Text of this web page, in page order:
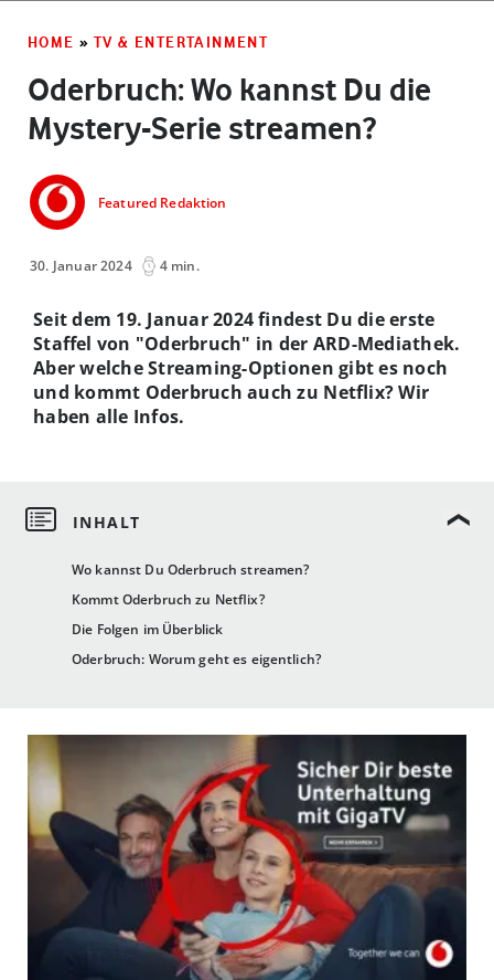
HOME » TV & ENTERTAINMENT
Oderbruch: Wo kannst Du die
Mystery-Serie streamen?
Featured Redaktion
30. Januar 2024 4 min.
Wo kannst Du Oderbruch streamen?
Kommt Oderbruch zu Netflix?
Die Folgen im Überblick
Oderbruch: Worum geht es eigentlich?
Seit dem 19. Januar 2024 findest Du die erste
Staffel von "Oderbruch" in der ARD-Mediathek.
Aber welche Streaming-Optionen gibt es noch
und kommt Oderbruch auch zu Netflix? Wir
haben alle Infos.